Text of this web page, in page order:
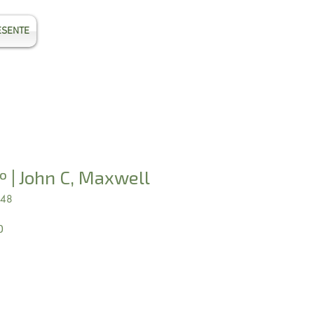
| John C, Maxwell